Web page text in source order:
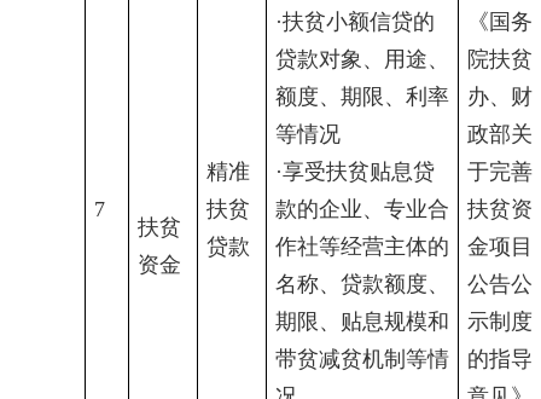
扶贫
资金
7
精准
扶贫
贷款
·扶贫小额信贷的
贷款对象、用途、
额度、期限、利率
等情况
·享受扶贫贴息贷
款的企业、专业合
作社等经营主体的
名称、贷款额度、
期限、贴息规模和
带贫减贫机制等情
《国务
院扶贫
办、财
政部关
于完善
扶贫资
金项目
公告公
示制度
的指导